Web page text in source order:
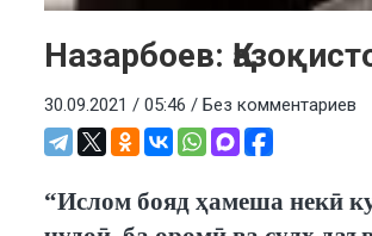
Назарбоев:
30.09.2021 / 05:46 / Без комментариев
“Ислом бояд ҳамеша некӣ